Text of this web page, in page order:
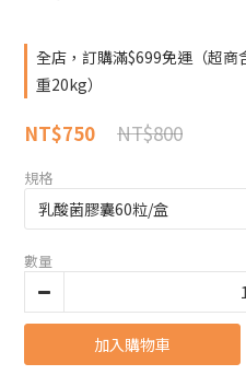
全店，訂購滿$699免運（超
重20kg）
NT$800
NT$750
規格
數量
加入購物車